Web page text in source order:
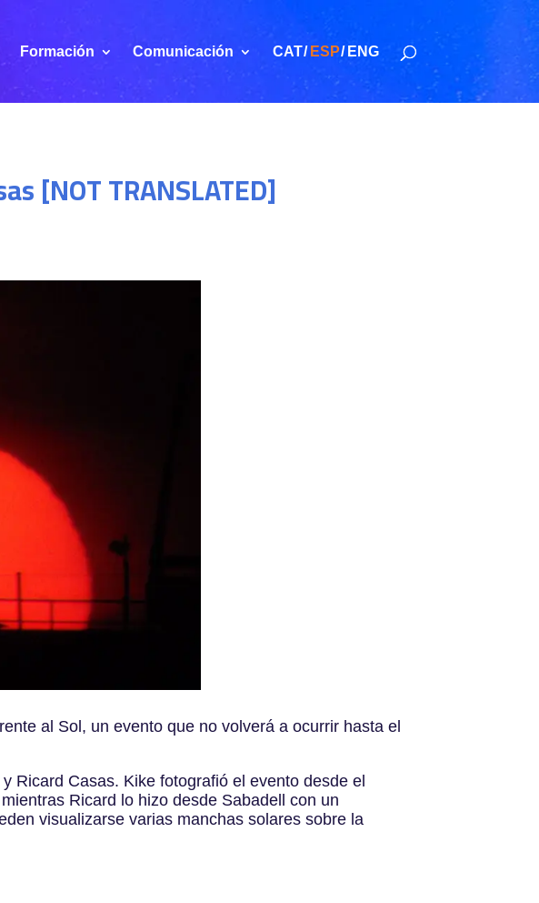
Formación Comunicación CAT ESP ENG
[NOT TRANSLATED]
al Sol, un evento que no volverá a ocurrir hasta el
Ricard Casas. Kike fotografió el evento desde el
Ricard lo hizo desde Sabadell con un
visualizarse varias manchas solares sobre la